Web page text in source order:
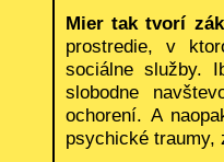
Mier tak tvorí
prostredie, v
sociálne služby.
slobodne
ochorení. A
psychické traumy,